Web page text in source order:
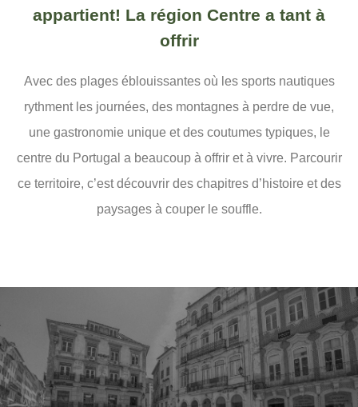
appartient! La région Centre a tant à
offrir
Avec des plages éblouissantes où les sports nautiques
rythment les journées, des montagnes à perdre de vue,
une gastronomie unique et des coutumes typiques, le
centre du Portugal a beaucoup à offrir et à vivre. Parcourir
ce territoire, c’est découvrir des chapitres d’histoire et des
paysages à couper le souffle.